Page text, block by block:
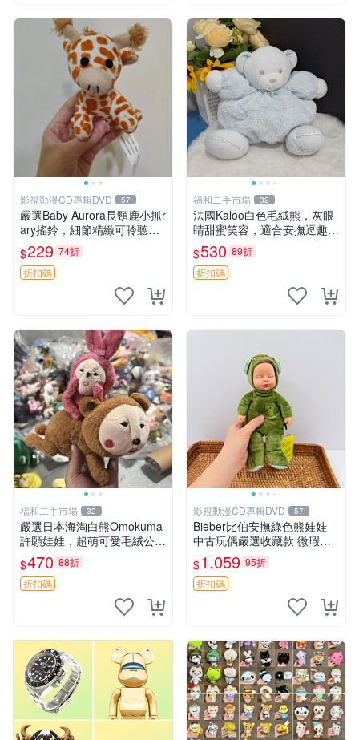
影視動漫CD專輯DVD 57
嚴選Baby Aurora長頸鹿小抓r
ary搖鈴，細節精緻可聆聽清
脆鈴音 軟萌可愛 定制紀念 金
屬搖鈴 新手媽咪推薦 長頸鹿
抓rary 搖鈴
$229 74折
折扣碼
福和二手市場 32
法國Kaloo白色毛絨熊，灰眼
睛甜蜜笑容，適合安撫逗趣可
愛，柔軟面料手感佳。14 白
色安撫熊 毛絨玩具 寶寶逗樂
具
$530 89折
折扣碼
福和二手市場 32
嚴選日本海淘白熊Omokuma
許願娃娃，超萌可愛毛絨公仔
推薦收藏 白熊 Omokuma 毛
絨玩具 偽裝娃娃 玩具擺飾
$470 88折
折扣碼
影視動漫CD專輯DVD 57
Bieber比伯安撫綠色熊娃娃
中古玩偶嚴選收藏款 微瑕輕
度使用 Bieber綠熊娃娃 中古
玩偶 微瑕
$1,059 95折
折扣碼